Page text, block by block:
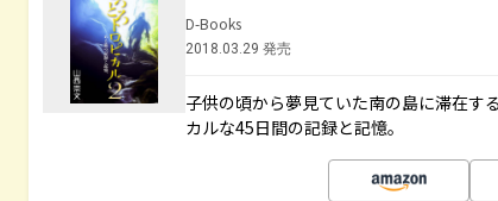
D-Books
2018.03.29 発売
子供の頃から夢見ていた南の島に滞在す
カルな45日間の記録と記憶。